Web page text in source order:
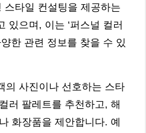
스타일 컨설팅을 제공하는
있으며, 이는 ‘퍼스널 컬러
한 관련 정보를 찾을 수 있
의 사진이나 선호하는 스타
러 팔레트를 추천하고, 해
화장품을 제안합니다. 예